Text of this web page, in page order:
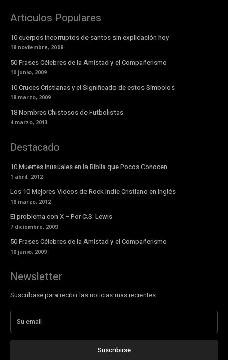
Articulos Populares
10 cuerpos incorruptos de santos sin explicación hoy
18 noviembre, 2008
50 Frases Célebres de la Amistad y el Compañerismo
10 junio, 2009
10 Cruces Cristianas y el Significado de estos Símbolos
18 marzo, 2009
18 Nombres Chistosos de Futbolistas
4 marzo, 2013
Destacado
10 Muertes Inusuales en la Biblia que Pocos Conocen
1 abril, 2012
Los 10 Mejores Videos de Rock Indie Cristiano en Inglés
18 marzo, 2012
El problema con X – Por C.S. Lewis
7 diciembre, 2009
50 Frases Célebres de la Amistad y el Compañerismo
10 junio, 2009
Newsletter
Suscríbase para recibir las noticias mas recientes
Suscribirse